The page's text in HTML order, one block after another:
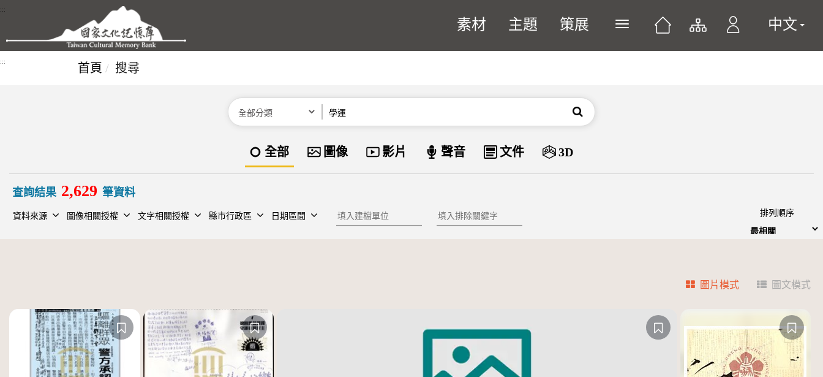
跳到主要內容區塊
:::
素材 主題 策展 展開或關閉主選單 中文
::: 首頁 搜尋
分類 搜尋
資料類型
全部 圖像 影片 聲音 文件 3D
查詢結果 2,629 筆資料
資料來源 圖像相關授權 文字相關授權 縣市行政區 日期區間 建檔單位 排除關鍵字 排列順序
圖片模式 圖文模式